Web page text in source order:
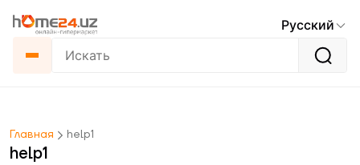
Русский
Главная help1
help1